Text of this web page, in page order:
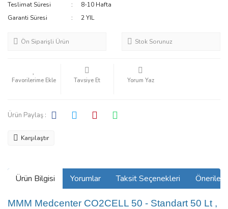
Teslimat Süresi
8-10 Hafta
Garanti Süresi
2 YIL
Ön Siparişli Ürün Stok Sorunuz
Tavsiye Et Yorum Yaz
Ürün Paylaş :
Karşılaştır
Ürün Bilgisi Yorumlar Taksit Seçenekleri
MMM Medcenter CO2CELL 50 - Standart 50 Lt ,